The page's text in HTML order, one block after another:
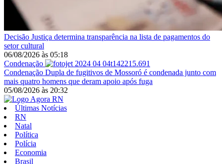
Decisão Justiça determina transparência na lista de pagamentos do
setor cultural
06/08/2026 às 05:18
Condenação
Condenação Dupla de fugitivos de Mossoró é condenada junto com
mais quatro homens que deram apoio após fuga
05/08/2026 às 20:32
Últimas Notícias
RN
Natal
Política
Polícia
Economia
Brasil